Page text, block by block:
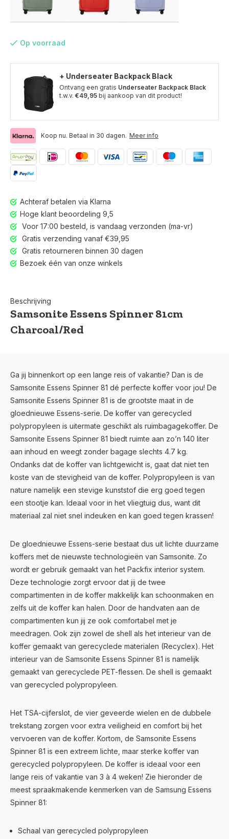
Op voorraad
+ Underseater Backpack Black
Ontvang een gratis Underseater Backpack Black
t.w.v. €49,95 bij aankoop van dit product!
Koop nu. Betaal in 30 dagen. Meer info
Achteraf betalen via Klarna
Hoge klant beoordeling 9,5
Voor 17:00 besteld, is vandaag verzonden (ma-vr)
Gratis verzending vanaf €39,95
Gratis retourneren binnen 30 dagen
Bezoek één van onze winkels
Beschrijving
Samsonite Essens Spinner 81cm
Charcoal/Red
Ga jij binnenkort op een lange reis of vakantie? Dan is de
Samsonite Essens Spinner 81 dé perfecte koffer voor jou! De
Samsonite Essens Spinner 81 is de grootste maat in de
gloednieuwe Essens-serie. De koffer van gerecycled
polypropyleen is uitermate geschikt als ruimbagagekoffer. De
Samsonite Essens Spinner 81 biedt ruimte aan zo’n 140 liter
aan inhoud en weegt zonder bagage slechts 4.7 kg.
Ondanks dat de koffer van lichtgewicht is, gaat dat niet ten
koste van de stevigheid van de koffer. Polypropyleen is van
nature namelijk een stevige kunststof die erg goed tegen
een stootje kan. Ideaal voor in het vliegtuig dus, want dit
materiaal zal niet snel indeuken en kan goed tegen krassen!
De gloednieuwe Essens-serie bestaat dus uit lichte duurzame
koffers met de nieuwste technologieën van Samsonite. Zo
wordt er gebruik gemaakt van het Packfix interior system.
Deze technologie zorgt ervoor dat jij de twee
compartimenten in de koffer makkelijk kan schoonmaken en
zelfs uit de koffer kan halen. Door de handvaten aan de
compartimenten kun jij ze ook comfortabel met je
meedragen. Ook zijn zowel de shell als het interieur van de
koffer gemaakt van gerecyclede materialen (Recyclex). Het
interieur van de Samsonite Essens Spinner 81 is namelijk
gemaakt van gerecyclede PET-flessen. De shell is gemaakt
van gerecycled polypropyleen.
Het TSA-cijferslot, de vier geveerde wielen en de dubbele
trekstang zorgen voor extra veiligheid en comfort bij het
vervoeren van de koffer. Kortom, de Samsonite Essens
Spinner 81 is een extreem lichte, maar sterke koffer van
gerecycled polypropyleen. De koffer is ideaal voor een
lange reis of vakantie van 3 à 4 weken! Zie hieronder de
meest spraakmakende kenmerken van de Samsung Essens
Spinner 81:
Schaal van gerecycled polypropyleen